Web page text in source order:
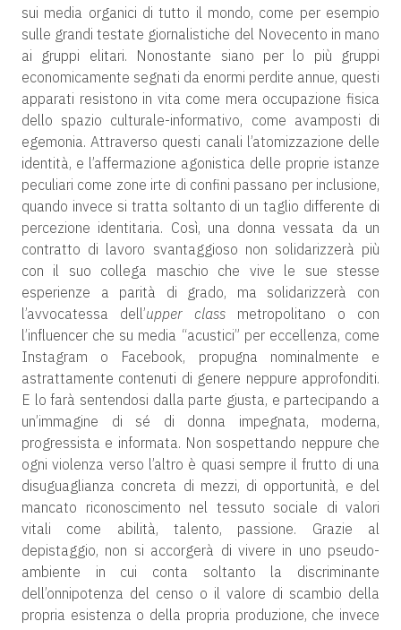
sui media organici di tutto il mondo, come per esempio
sulle grandi testate giornalistiche del Novecento in mano
ai gruppi elitari. Nonostante siano per lo più gruppi
economicamente segnati da enormi perdite annue, questi
apparati resistono in vita come mera occupazione fisica
dello spazio culturale-informativo, come avamposti di
egemonia. Attraverso questi canali l’atomizzazione delle
identità, e l’affermazione agonistica delle proprie istanze
peculiari come zone irte di confini passano per inclusione,
quando invece si tratta soltanto di un taglio differente di
percezione identitaria. Così, una donna vessata da un
contratto di lavoro svantaggioso non solidarizzerà più
con il suo collega maschio che vive le sue stesse
esperienze a parità di grado, ma solidarizzerà con
l’avvocatessa dell’upper class metropolitano o con
l’influencer che su media “acustici” per eccellenza, come
Instagram o Facebook, propugna nominalmente e
astrattamente contenuti di genere neppure approfonditi.
E lo farà sentendosi dalla parte giusta, e partecipando a
un’immagine di sé di donna impegnata, moderna,
progressista e informata. Non sospettando neppure che
ogni violenza verso l’altro è quasi sempre il frutto di una
disuguaglianza concreta di mezzi, di opportunità, e del
mancato riconoscimento nel tessuto sociale di valori
vitali come abilità, talento, passione. Grazie al
depistaggio, non si accorgerà di vivere in uno pseudo-
ambiente in cui conta soltanto la discriminante
dell’onnipotenza del censo o il valore di scambio della
propria esistenza o della propria produzione, che invece